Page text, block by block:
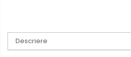
Descriere